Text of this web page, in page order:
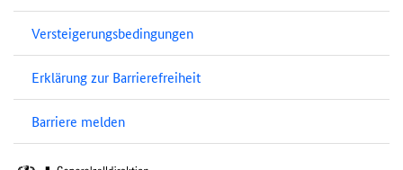
Versteigerungsbedingungen
Erklärung zur Barrierefreiheit
Barriere melden